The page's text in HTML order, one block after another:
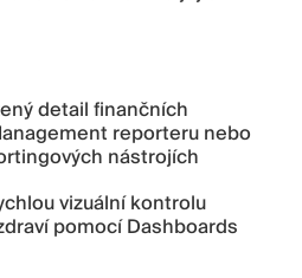
detail finančních
reporteru nebo
nástrojích
vizuální kontrolu
pomocí Dashboards